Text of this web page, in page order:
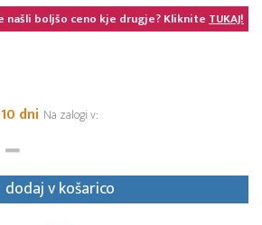
našli boljšo ceno kje drugje? KlikniteTUKAJ!
dni Na zalogi v:
dodaj v košarico